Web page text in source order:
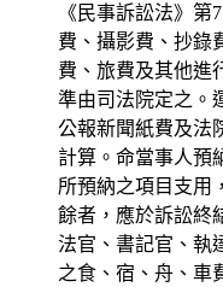
《民事訴訟法》第
費、攝影費、抄錄
費、旅費及其他進
準由司法院定之。
公報新聞紙費及法
計算。命當事人預
所預納之項目支用
餘者，應於訴訟終
法官、書記官、執
之食、宿、舟、車